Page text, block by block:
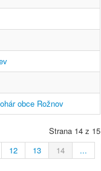
obce Rožnov
Strana 14 z 15
12 13 14 ...